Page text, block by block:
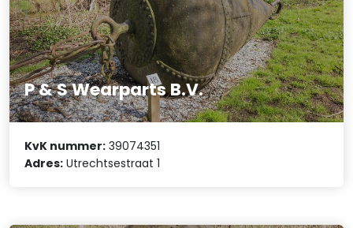
P & S Wearparts B.V.
KvK nummer: 39074351
Adres: Utrechtsestraat 1